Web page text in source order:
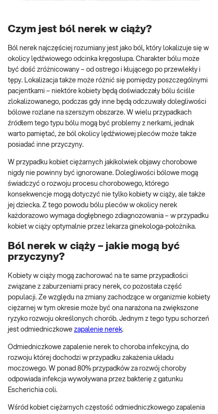
Czym jest ból nerek w ciąży?
Ból nerek najczęściej rozumiany jest jako ból, który lokalizuje się w
okolicy lędźwiowego odcinka kręgosłupa. Charakter bólu może
być dość zróżnicowany – od ostrego i kłującego po przewlekły i
tępy. Lokalizacja także może różnić się pomiędzy poszczególnymi
pacjentkami – niektóre kobiety będą doświadczały bólu ściśle
zlokalizowanego, podczas gdy inne będą odczuwały dolegliwości
bólowe rozlane na szerszym obszarze. W wielu przypadkach
źródłem tego typu bólu mogą być problemy z nerkami, jednak
warto pamiętać, że ból okolicy lędźwiowej pleców może także
posiadać inne przyczyny.
W przypadku kobiet ciężarnych jakikolwiek objawy chorobowe
nigdy nie powinny być ignorowane. Dolegliwości bólowe mogą
świadczyć o rozwoju procesu chorobowego, którego
konsekwencje mogą dotyczyć nie tylko kobiety w ciąży, ale także
jej dziecka. Z tego powodu bólu pleców w okolicy nerek
każdorazowo wymaga dogłębnego zdiagnozowania – w przypadku
kobiet w ciąży optymalnie przez lekarza ginekologa-położnika.
Ból nerek w ciąży – jakie mogą być
przyczyny?
Kobiety w ciąży mogą zachorować na te same przypadłości
związane z zaburzeniami pracy nerek, co pozostała część
populacji. Ze względu na zmiany zachodzące w organizmie kobiety
ciężarnej w tym okresie może być ona narażona na zwiększone
ryzyko rozwoju określonych chorób. Jednym z tego typu schorzeń
jest odmiedniczkowe zapalenie nerek.
Odmiedniczkowe zapalenie nerek to choroba infekcyjna, do
rozwoju której dochodzi w przypadku zakażenia układu
moczowego. W ponad 80% przypadków za rozwój choroby
odpowiada infekcja wywoływana przez bakterię z gatunku
Escherichia coli.
Wśród kobiet ciężarnych częstość odmiedniczkowego zapalenia